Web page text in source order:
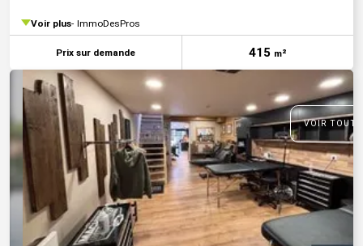
Voir plus ImmoDesPros
Prix sur demande 415 m²
VOIR